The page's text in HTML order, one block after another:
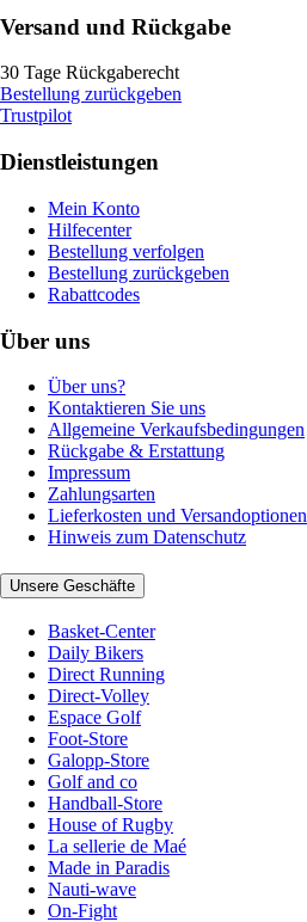
Versand und Rückgabe
30 Tage Rückgaberecht
Bestellung zurückgeben
Trustpilot
Dienstleistungen
Mein Konto
Hilfecenter
Bestellung verfolgen
Bestellung zurückgeben
Rabattcodes
Über uns
Über uns?
Kontaktieren Sie uns
Allgemeine Verkaufsbedingungen
Rückgabe & Erstattung
Impressum
Zahlungsarten
Lieferkosten und Versandoptionen
Hinweis zum Datenschutz
Unsere Geschäfte
Basket-Center
Daily Bikers
Direct Running
Direct-Volley
Espace Golf
Foot-Store
Galopp-Store
Golf and co
Handball-Store
House of Rugby
La sellerie de Maé
Made in Paradis
Nauti-wave
On-Fight